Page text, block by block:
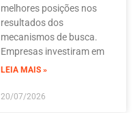
melhores posições nos
resultados dos
mecanismos de busca.
Empresas investiram em
LEIA MAIS »
20/07/2026